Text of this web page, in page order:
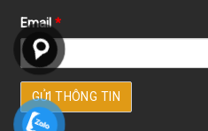
Email *